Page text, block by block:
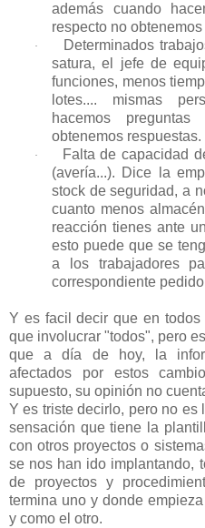
además cuando
respecto no
·
Determinados
satura, el jefe de
funciones, menos
lotes.... mismas
hacemos
obtenemos respuestas.
·
Falta de capacidad
(avería...). Dice la
stock de seguridad, a
cuanto menos
reacción tienes ante
esto puede que se
a los trabajadores
correspondiente
Y es facil decir que en todos
que involucrar "todos", pero
que a día de hoy, la
afectados por estos
supuesto, su opinión no
Y es triste decirlo, pero no es
sensación que tiene la
con otros proyectos o
se nos han ido implantando,
de proyectos y
termina uno y donde
y como el otro.